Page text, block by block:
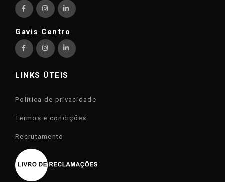
Gavis Centro
LINKS ÚTEIS
Política de privacidade
Termos e condições
Recrutamento